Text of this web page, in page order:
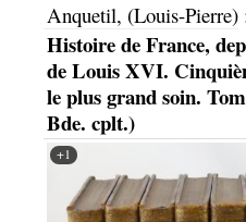
Anquetil, (Louis-Pierre)
Histoire de France,
de Louis XVI.
le plus grand soin.
Bde. cplt.)
+1